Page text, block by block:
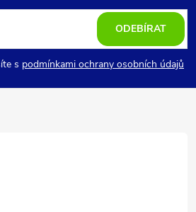
s podmínkami ochrany osobních údajů
ODEBÍRAT